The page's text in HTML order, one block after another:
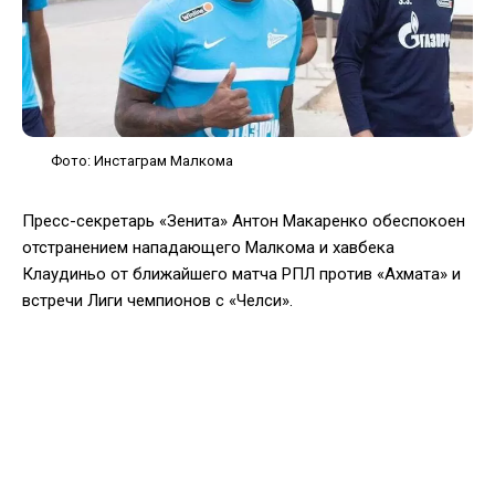
Фото: Инстаграм Малкома
Пресс-секретарь «Зенита» Антон Макаренко обеспокоен
отстранением нападающего Малкома и хавбека
Клаудиньо от ближайшего матча РПЛ против «Ахмата» и
встречи Лиги чемпионов с «Челси».